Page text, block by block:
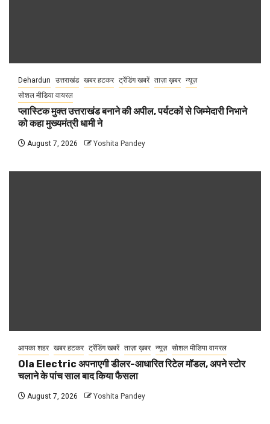
Dehardun उत्तराखंड खबर हटकर ट्रेंडिंग खबरें ताज़ा ख़बर न्यूज़
सोशल मीडिया वायरल
प्लास्टिक मुक्त उत्तराखंड बनाने की अपील, पर्यटकों से जिम्मेदारी निभाने
को कहा मुख्यमंत्री धामी ने
August 7, 2026 Yoshita Pandey
आपका शहर खबर हटकर ट्रेंडिंग खबरें ताज़ा ख़बर न्यूज़ सोशल मीडिया वायरल
Ola Electric अपनाएगी डीलर-आधारित रिटेल मॉडल, अपने स्टोर
चलाने के पांच साल बाद किया फैसला
August 7, 2026 Yoshita Pandey